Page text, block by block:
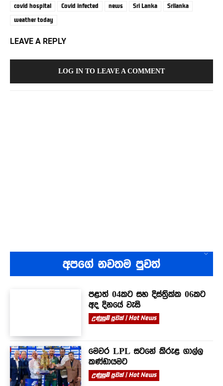
covid hospital
Covid infected news Sri Lanka
Srilanka
weather today
LEAVE A REPLY
LOG IN TO LEAVE A COMMENT
අපගේ නවතම පුවත්
පළාත් 04කට සහ දිස්ත්‍රික්ක 06කට
අද දිනයේ වැසි
උණුසුම් පුවත් | Hot News
මෙවර LPL සටනේ කිරුළ ගාල්ල
කණ්ඩායමට
උණුසුම් පුවත් | Hot News